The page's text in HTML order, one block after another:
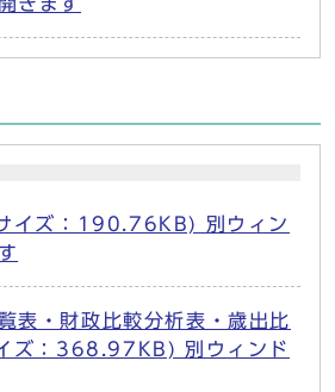
イズ：190.76KB) 別ウィン
表・財政比較分析表・歳出比
ズ：368.97KB) 別ウィンド